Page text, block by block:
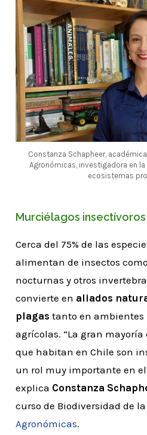
Constanza Schapheer,
Agronómicas, investigadora en
ecosistemas
Murciélagos
Cerca del 75% de las
alimentan de insectos
nocturnas y otros
convierte en aliados
plagas tanto en ambientes
agrícolas. “La gran
que habitan en Chile son
un rol muy importante en
explica Constanza
curso de Biodiversidad de la
Agronómicas.